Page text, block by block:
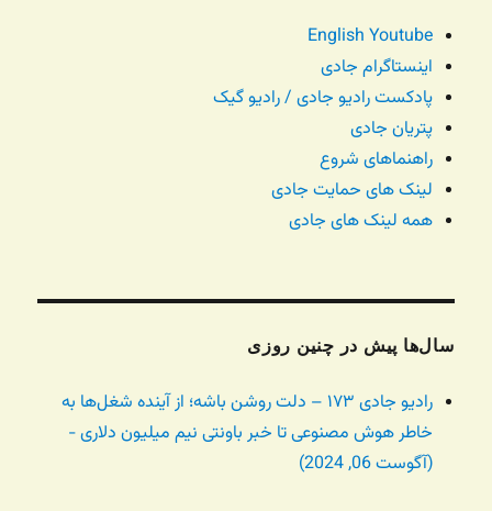
English Youtube
اینستاگرام جادی
پادکست رادیو جادی / رادیو گیک
پتریان جادی
راهنماهای شروع
لینک های حمایت جادی
همه لینک های جادی
سال‌ها پیش در چنین روزی
رادیو جادی ۱۷۳ – دلت روشن باشه؛ از آینده شغل‌ها به
خاطر هوش مصنوعی تا خبر باونتی نیم میلیون دلاری -
(آگوست 06, 2024)